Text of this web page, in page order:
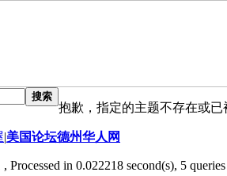
搜索
抱歉，指定的主题不存在或
|美国论坛德州华人网
, Processed in 0.022218 second(s), 5